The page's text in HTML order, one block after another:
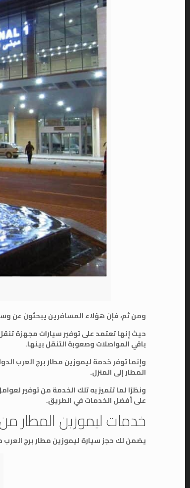
ومن ثم، فإن هؤلاء المسافرين يبحثون عن
حيث إنها تعتمد على توفير سيارات مجهزة
باقي المواصلات وصعوبة التنقل بينها.
وإنما توفر خدمة ليموزين مطار برج العرب
المطار إلى المنزل.
ونظرًا لما تتميز به تلك الخدمة من توفير
على أفضل الخدمات في الطريق.
خدمات ليموزين المطار
يضمن لك حجز سيارة ليموزين مطار برج